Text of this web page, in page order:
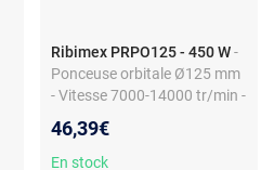
Ribimex PRPO125 - 450 W -
Ponceuse orbitale Ø125 mm
- Vitesse 7000-14000 tr/min -
softgrip - Abrasif à scratch
46,39€
En stock